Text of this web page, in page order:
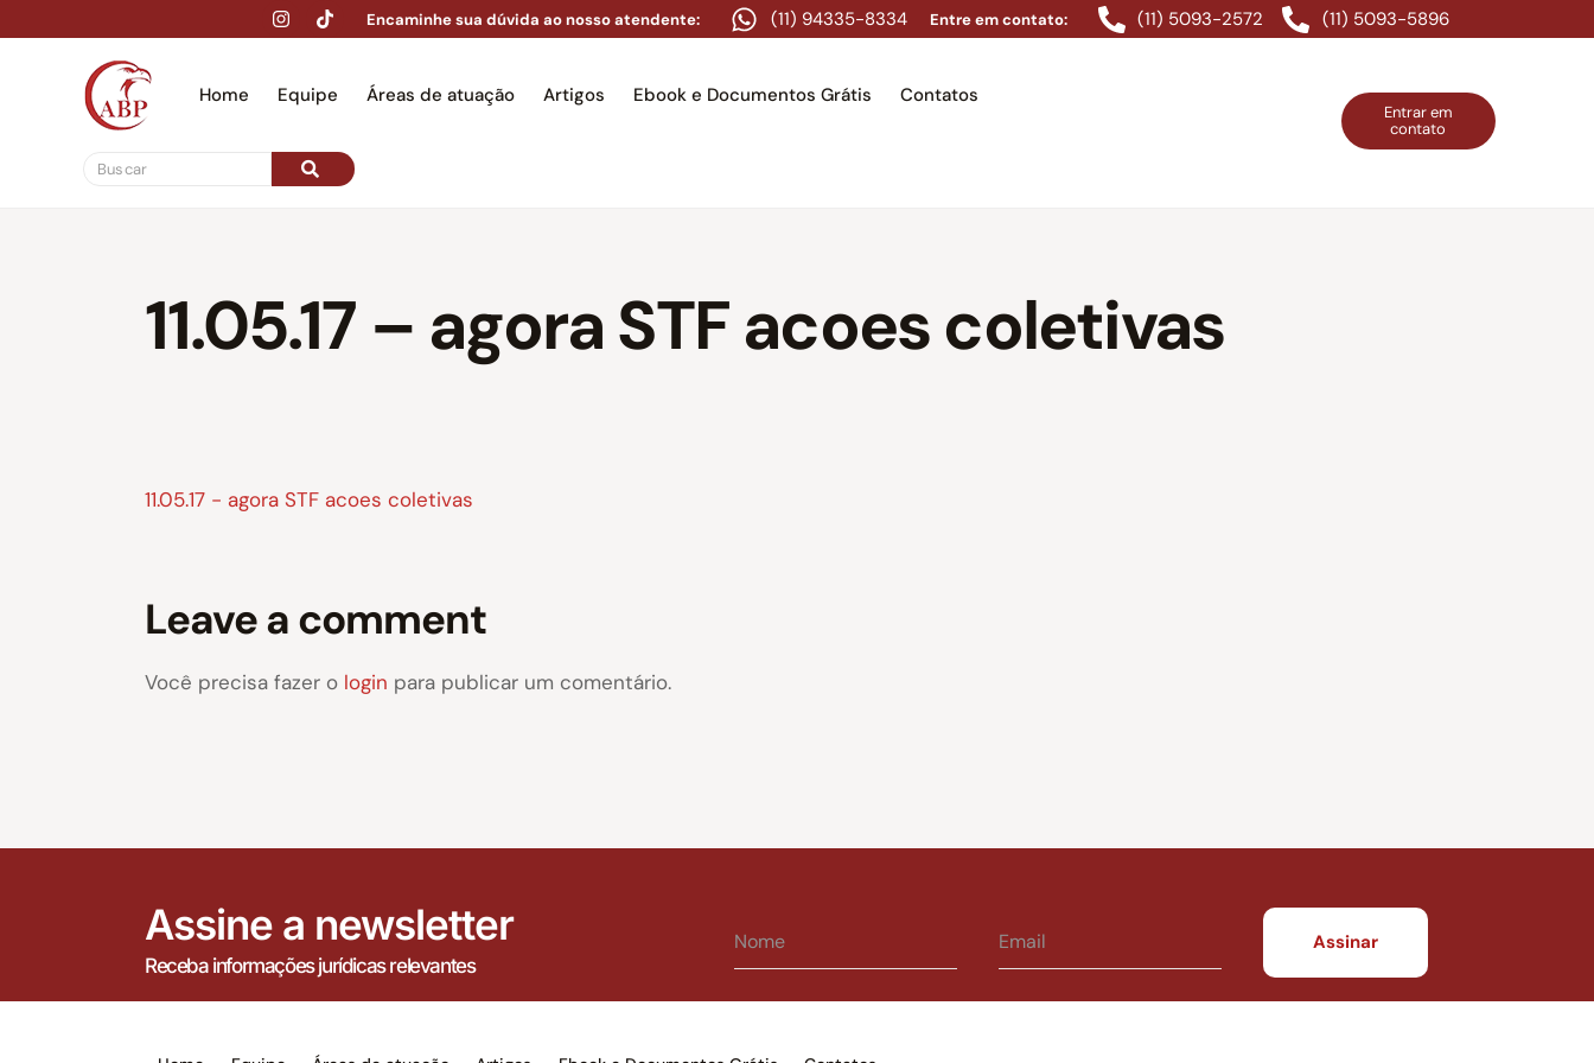
Encaminhe sua dúvida ao nosso atendente: (11) 94335-8334 Entre em contato: (11) 5093-2572 (11) 5093-5896
Home Equipe Áreas de atuação Artigos Ebook e Documentos Grátis Contatos
Entrar em
contato
11.05.17 – agora STF acoes coletivas
11.05.17 - agora STF acoes coletivas
Leave a comment
Você precisa fazer o login para publicar um comentário.
Assine a newsletter
Receba informações jurídicas relevantes